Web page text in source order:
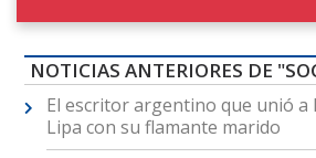
NOTICIAS ANTERIORES DE
El escritor argentino que unió a
Lipa con su flamante marido